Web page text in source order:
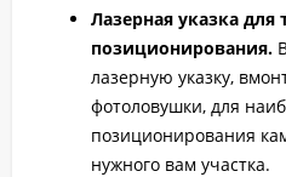
Лазерная указка для
позиционирования.
лазерную указку,
фотоловушки, для
позиционирования
нужного вам участка.